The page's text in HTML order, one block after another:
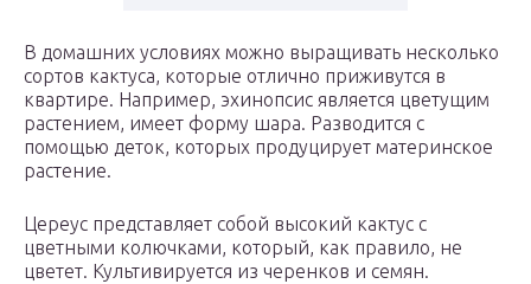
В домашних условиях можно выращивать несколько
сортов кактуса, которые отлично приживутся в
квартире. Например, эхинопсис является цветущим
растением, имеет форму шара. Разводится с
помощью деток, которых продуцирует материнское
растение.
Цереус представляет собой высокий кактус с
цветными колючками, который, как правило, не
цветет. Культивируется из черенков и семян.